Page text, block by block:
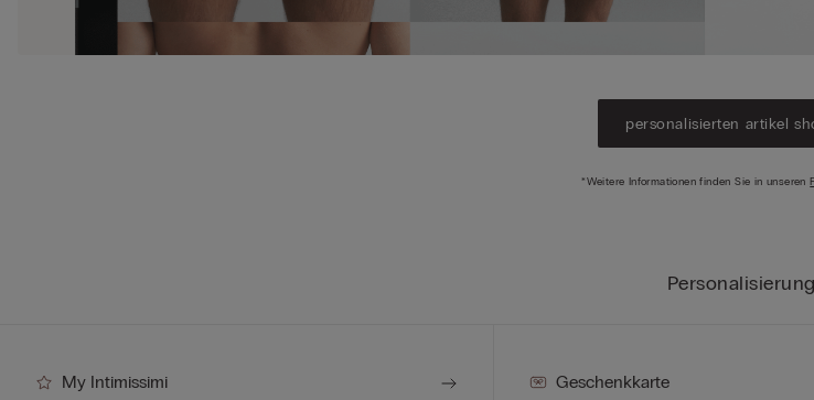
Personalisierung
personalisierten artikel
*Weitere Informationen finden Sie in unseren
My Intimissimi Geschenkkarte